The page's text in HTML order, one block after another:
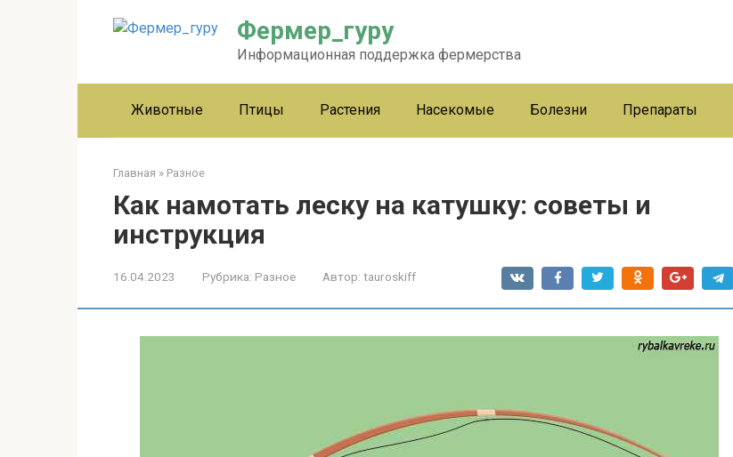
Фермер_гуру
Информационная поддержка фермерства
Животные Птицы Растения Насекомые Болезни Препараты
Главная » Разное
Как намотать леску на катушку: советы и
инструкция
16.04.2023 Рубрика: Разное Автор: tauroskiff